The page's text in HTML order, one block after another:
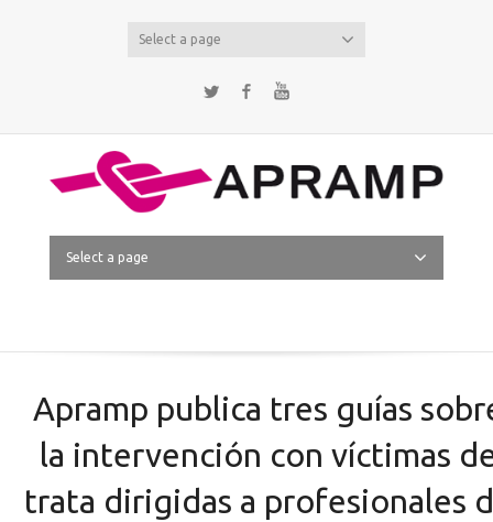
Select a page
Twitter Facebook
Select a page
Apramp publica tres guías
la intervención con víctimas
trata dirigidas a profesionales